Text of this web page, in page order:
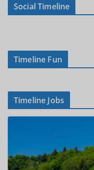
Social Timeline
Timeline Fun
Timeline Jobs